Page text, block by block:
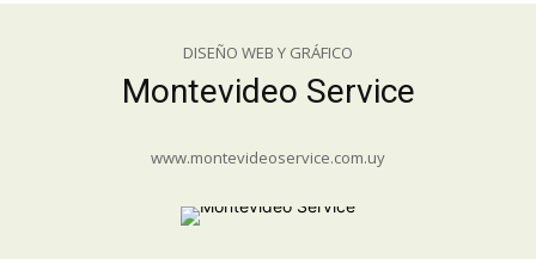
DISEÑO WEB Y GRÁFICO
Montevideo Service
www.montevideoservice.com.uy